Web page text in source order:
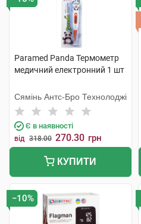
Paramed Panda Термометр
медичний електронний 1 шт
Сямінь Антс-Бро Технолоджі
Є в наявності
від 318.00 270.30 грн
КУПИТИ
−10%